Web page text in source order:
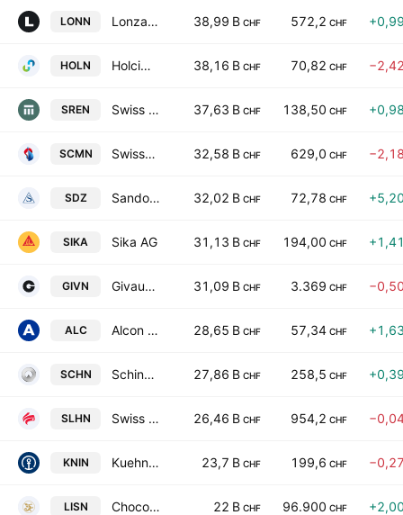
LONN Lonza Group AG 38,99 B CHF 572,2 CHF
HOLN Holcim Ltd 38,16 B CHF 70,82 CHF
SREN Swiss Re AG 37,63 B CHF 138,50 CHF
SCMN Swisscom AG 32,58 B CHF 629,0 CHF
SDZ Sandoz Group Ltd 32,02 B CHF 72,78 CHF
SIKA Sika AG 31,13 B CHF 194,00 CHF
GIVN Givaudan SA 31,09 B CHF 3.369 CHF
ALC Alcon AG 28,65 B CHF 57,34 CHF
SCHN Schindler Holding Ltd. 27,86 B CHF 258,5 CHF
SLHN Swiss Life Holding AG 26,46 B CHF 954,2 CHF
KNIN Kuehne & Nagel International AG 23,7 B CHF 199,6 CHF
LISN Chocoladefabriken Lindt & Spruengli AG 22 B CHF 96.900 CHF